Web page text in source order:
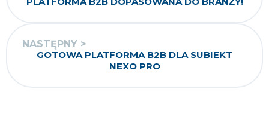
NASTĘPNY >
GOTOWA PLATFORMA B2B DLA SUBIEKT
NEXO PRO